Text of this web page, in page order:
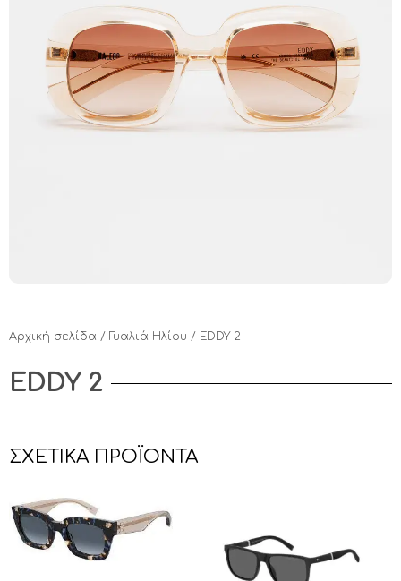
Αρχική σελίδα / Γυαλιά Ηλίου / EDDY 2
EDDY 2
ΣΧΕΤΙΚΆ ΠΡΟΪΌΝΤΑ